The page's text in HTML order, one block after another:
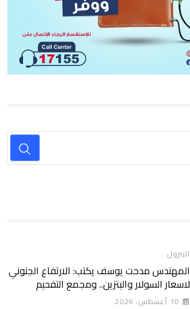
البترول
المهندس مدحت يوسف يكتب: الارتفاع الجنوني
لاسعار السولار والبتزين.. ومجمع التفحيم
للمازوت بشركة السويس
10 أغسطس، 2026